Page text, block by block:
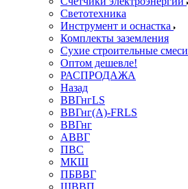
Светотехника
Инструмент и оснастка
Комплекты заземления
Сухие строительные смеси
Оптом дешевле!
РАСПРОДАЖА
Назад
ВВГнгLS
ВВГнг(А)-FRLS
ВВГнг
АВВГ
ПВС
МКШ
ПБВВГ
ШВВП